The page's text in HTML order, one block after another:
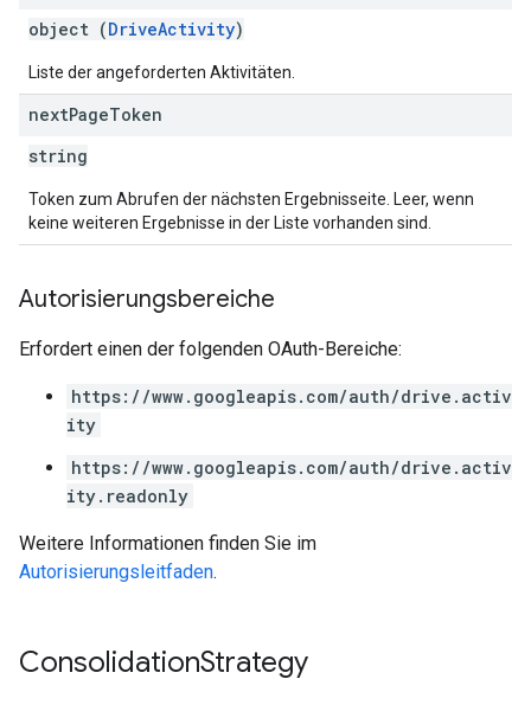
object (DriveActivity)
Liste der angeforderten Aktivitäten.
nextPageToken
string
Token zum Abrufen der nächsten Ergebnisseite. Leer, wenn
keine weiteren Ergebnisse in der Liste vorhanden sind.
Autorisierungsbereiche
Erfordert einen der folgenden OAuth-Bereiche:
https://www.googleapis.com/auth/drive.activ
ity
https://www.googleapis.com/auth/drive.activ
ity.readonly
Weitere Informationen finden Sie im
Autorisierungsleitfaden.
ConsolidationStrategy